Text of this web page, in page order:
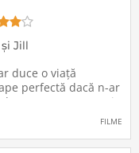
Jill
duce o viață
perfectă dacă n-ar
de suportat o excepție
- sora lui
FILME